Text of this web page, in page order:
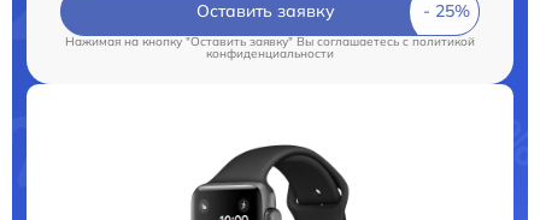
Оставить заявку
Нажимая на кнопку "Оставить заявку" Вы соглашаетесь cполитикой
конфиденциальности